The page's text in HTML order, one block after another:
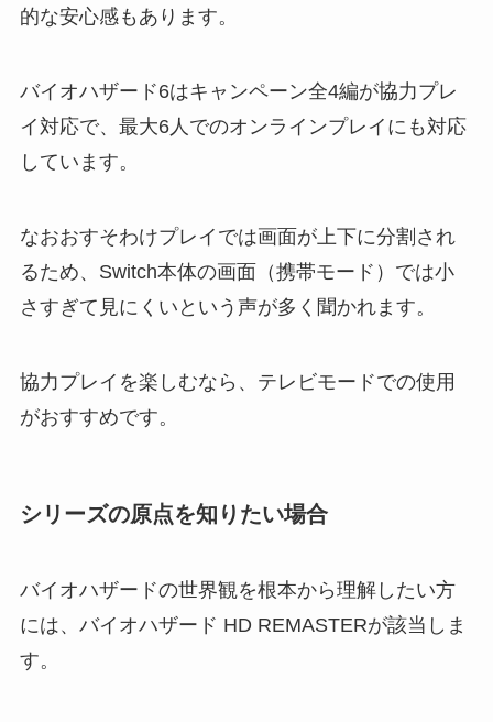
的な安心感もあります。
バイオハザード6はキャンペーン全4編が協力プレ
イ対応で、最大6人でのオンラインプレイにも対応
しています。
なおおすそわけプレイでは画面が上下に分割され
るため、Switch本体の画面（携帯モード）では小
さすぎて見にくいという声が多く聞かれます。
協力プレイを楽しむなら、テレビモードでの使用
がおすすめです。
シリーズの原点を知りたい場合
バイオハザードの世界観を根本から理解したい方
には、バイオハザード HD REMASTERが該当しま
す。